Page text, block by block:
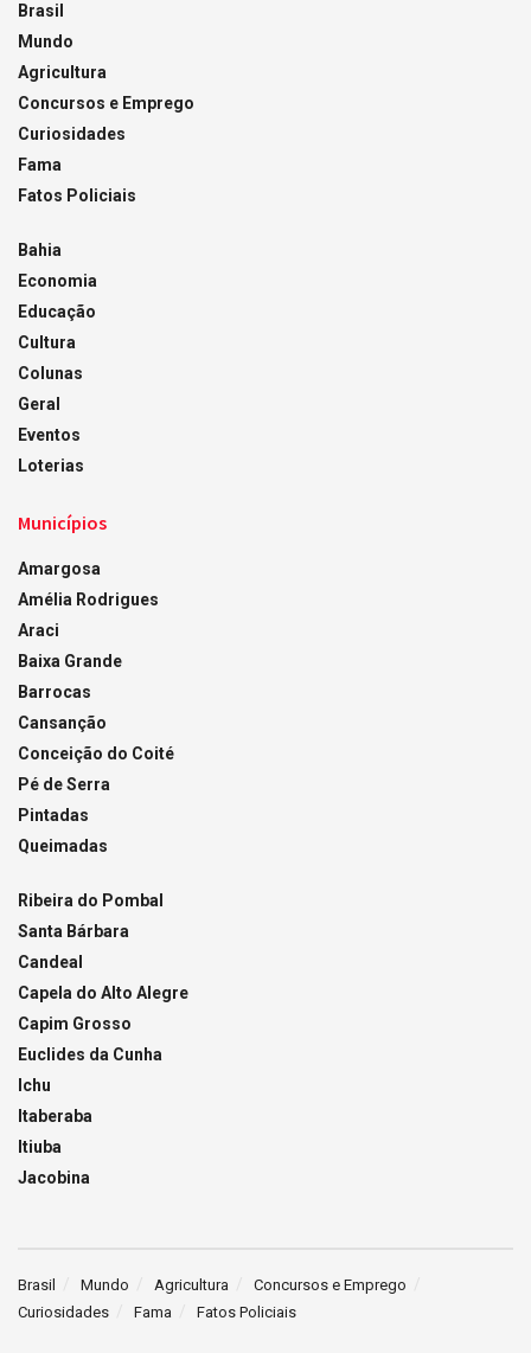
Brasil
Mundo
Agricultura
Concursos e Emprego
Curiosidades
Fama
Fatos Policiais
Bahia
Economia
Educação
Cultura
Colunas
Geral
Eventos
Loterias
Municípios
Amargosa
Amélia Rodrigues
Araci
Baixa Grande
Barrocas
Cansanção
Conceição do Coité
Pé de Serra
Pintadas
Queimadas
Ribeira do Pombal
Santa Bárbara
Candeal
Capela do Alto Alegre
Capim Grosso
Euclides da Cunha
Ichu
Itaberaba
Itiuba
Jacobina
Brasil Mundo Agricultura
Concursos e Emprego
Curiosidades
Fama Fatos Policiais